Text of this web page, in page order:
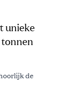
unieke
de